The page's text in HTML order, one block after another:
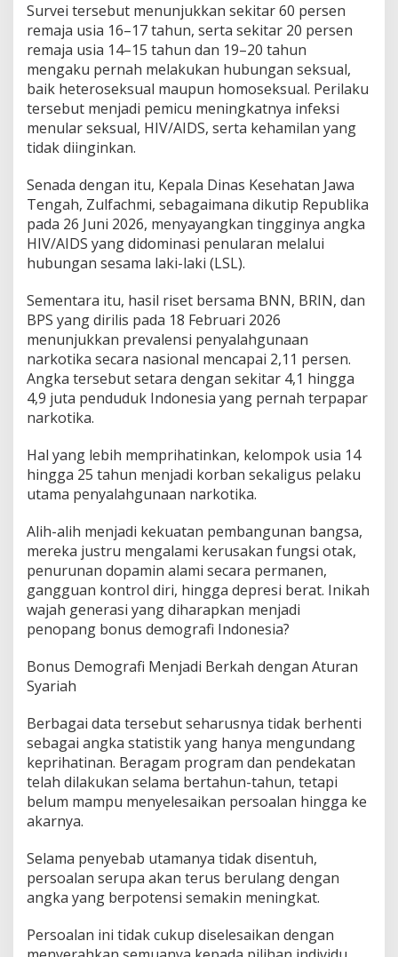
Survei tersebut menunjukkan sekitar 60 persen
remaja usia 16–17 tahun, serta sekitar 20 persen
remaja usia 14–15 tahun dan 19–20 tahun
mengaku pernah melakukan hubungan seksual,
baik heteroseksual maupun homoseksual. Perilaku
tersebut menjadi pemicu meningkatnya infeksi
menular seksual, HIV/AIDS, serta kehamilan yang
tidak diinginkan.
Senada dengan itu, Kepala Dinas Kesehatan Jawa
Tengah, Zulfachmi, sebagaimana dikutip Republika
pada 26 Juni 2026, menyayangkan tingginya angka
HIV/AIDS yang didominasi penularan melalui
hubungan sesama laki-laki (LSL).
Sementara itu, hasil riset bersama BNN, BRIN, dan
BPS yang dirilis pada 18 Februari 2026
menunjukkan prevalensi penyalahgunaan
narkotika secara nasional mencapai 2,11 persen.
Angka tersebut setara dengan sekitar 4,1 hingga
4,9 juta penduduk Indonesia yang pernah terpapar
narkotika.
Hal yang lebih memprihatinkan, kelompok usia 14
hingga 25 tahun menjadi korban sekaligus pelaku
utama penyalahgunaan narkotika.
Alih-alih menjadi kekuatan pembangunan bangsa,
mereka justru mengalami kerusakan fungsi otak,
penurunan dopamin alami secara permanen,
gangguan kontrol diri, hingga depresi berat. Inikah
wajah generasi yang diharapkan menjadi
penopang bonus demografi Indonesia?
Bonus Demografi Menjadi Berkah dengan Aturan
Syariah
Berbagai data tersebut seharusnya tidak berhenti
sebagai angka statistik yang hanya mengundang
keprihatinan. Beragam program dan pendekatan
telah dilakukan selama bertahun-tahun, tetapi
belum mampu menyelesaikan persoalan hingga ke
akarnya.
Selama penyebab utamanya tidak disentuh,
persoalan serupa akan terus berulang dengan
angka yang berpotensi semakin meningkat.
Persoalan ini tidak cukup diselesaikan dengan